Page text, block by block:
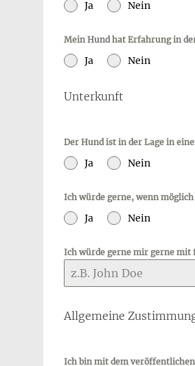
Ja Nein
Mein Hund hat Erfahrung in
Ja Nein
Unterkunft
Der Hund ist in der Lage in
Ja Nein
Ich würde gerne, wenn
Ja Nein
Ich würde gerne mir gerne mit
Allgemeine
Ich bin mit dem